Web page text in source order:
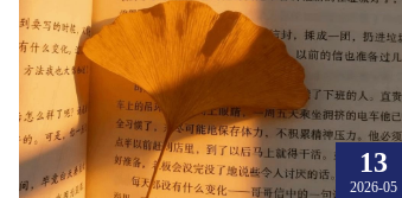
13
2026-05